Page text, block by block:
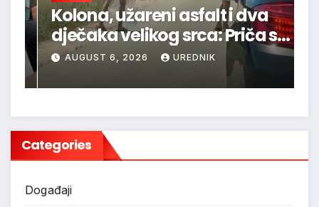
Kolona, užareni asfalt i dva
dječaka velikog srca: Priča s
granice oduševila regiju
AUGUST 6, 2026 UREDNIK
Categories
Događaji